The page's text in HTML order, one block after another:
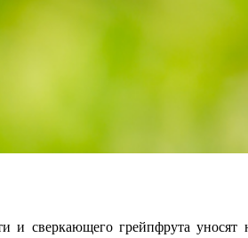
и сверкающего грейпфрута